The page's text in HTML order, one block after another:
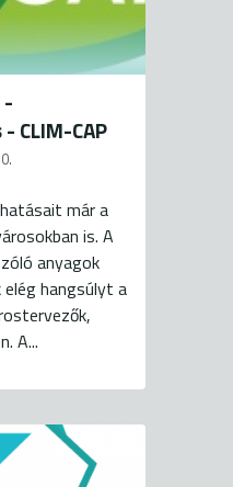
CLIM-CAP
már a
is. A
anyagok
elég hangsúlyt a
A...